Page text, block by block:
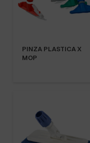
PINZA PLASTICA X
MOP